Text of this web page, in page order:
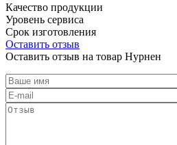
Качество продукции
Уровень сервиса
Срок изготовления
Оставить отзыв
Оставить отзыв на товар Нурнен